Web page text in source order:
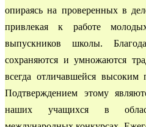
опираясь на проверенных в
привлекая к работе
выпускников школы.
сохраняются и умножаются
всегда отличавшейся высоким
Подтверждением этому
наших учащихся в